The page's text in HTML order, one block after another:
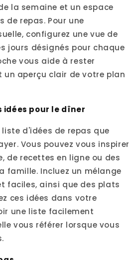
la semaine et un espace
de repas. Pour une
configurez une vue de
jours désignés pour chaque
vous aide à rester
aperçu clair de votre plan
idées pour le dîner
liste d'idées de repas que
Vous pouvez vous inspirer
de recettes en ligne ou des
famille. Incluez un mélange
faciles, ainsi que des plats
ces idées dans votre
une liste facilement
vous référer lorsque vous